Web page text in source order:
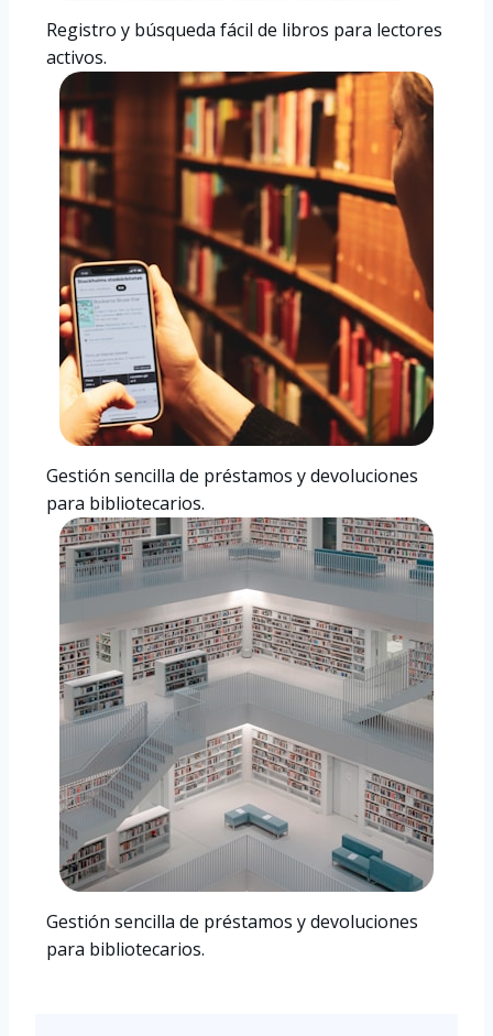
Registro y búsqueda fácil de libros para lectores
activos.
Gestión sencilla de préstamos y devoluciones
para bibliotecarios.
Gestión sencilla de préstamos y devoluciones
para bibliotecarios.